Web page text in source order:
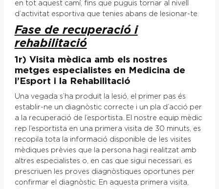
en tot aquest camí, fins que puguis tornar al nivell
d’activitat esportiva que tenies abans de lesionar-te.
Fase de recuperació i
rehabilitació
1r) Visita mèdica amb els nostres
metges especialistes en Medicina de
l’Esport i la Rehabilitació
Una vegada s’ha produït la lesió, el primer pas és
establir-ne un diagnòstic correcte i un pla d’acció per
a la recuperació de l’esportista. El nostre equip mèdic
rep l’esportista en una primera visita de 30 minuts, es
recopila tota la informació disponible de les visites
mèdiques prèvies que la persona hagi realitzat amb
altres especialistes o, en cas que sigui necessari, es
prescriuen les proves diagnòstiques oportunes per
confirmar el diagnòstic. En aquesta primera visita,